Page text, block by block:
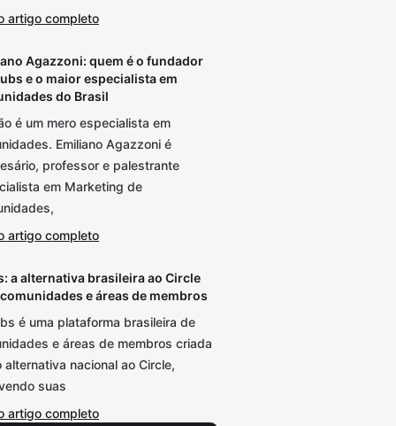
artigo completo
Agazzoni: quem é o fundador
e o maior especialista em
do Brasil
é um mero especialista em
Emiliano Agazzoni é
professor e palestrante
em Marketing de
artigo completo
a alternativa brasileira ao Circle
e áreas de membros
é uma plataforma brasileira de
e áreas de membros criada
alternativa nacional ao Circle,
suas
artigo completo